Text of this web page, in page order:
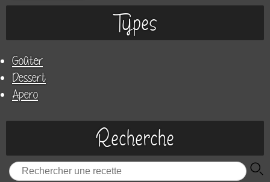
Types
Goûter
Dessert
Apero
Recherche